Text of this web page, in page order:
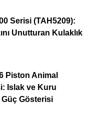
Serisi (TAH5209):
Unutturan Kulaklık
Piston Animal
Islak ve Kuru
Gösterisi